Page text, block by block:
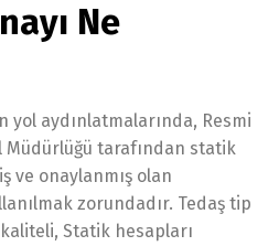
Ne
yol aydınlatmalarında, Resmi
Müdürlüğü tarafından statik
ve onaylanmış olan
zorundadır. Tedaş tip
Statik hesapları